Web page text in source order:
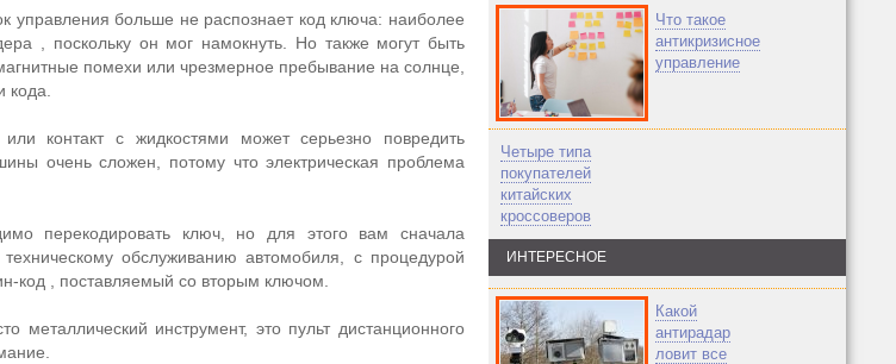
управления больше не распознает код ключа: наиболее
, поскольку он мог намокнуть. Но также могут быть
помехи или чрезмерное пребывание на солнце,
кода.
контакт с жидкостями может серьезно повредить
очень сложен, потому что электрическая проблема
перекодировать ключ, но для этого вам сначала
обслуживанию автомобиля, с процедурой
код , поставляемый со вторым ключом.
инструмент, это пульт дистанционного
Что такое
антикризисное
управление
Четыре типа
покупателей
китайских
кроссоверов
ИНТЕРЕСНОЕ
Какой
антирадар
ловит все